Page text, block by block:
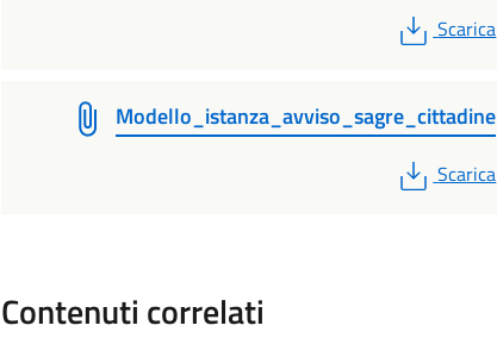
PDF
Scarica
Modello_istanza_avviso_sagre_cittadine
PDF
Scarica
Contenuti correlati